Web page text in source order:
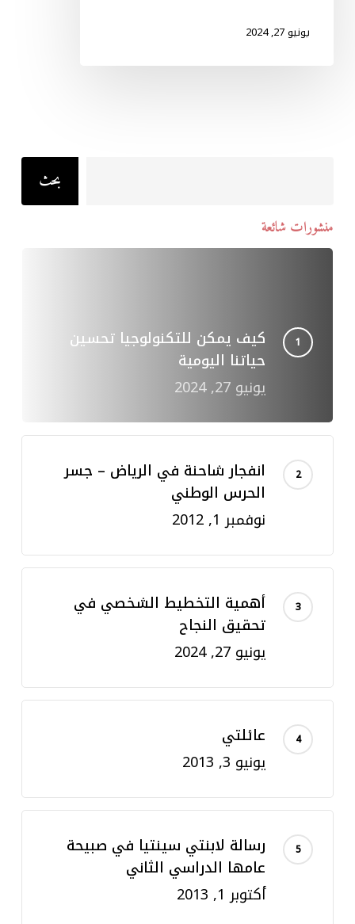
يونيو 27, 2024
بحث
منشورات شائعة
كيف يمكن للتكنولوجيا تحسين
حياتنا اليومية
يونيو 27, 2024
انفجار شاحنة في الرياض – جسر
الحرس الوطني
نوفمبر 1, 2012
أهمية التخطيط الشخصي في
تحقيق النجاح
يونيو 27, 2024
عائلتي
يونيو 3, 2013
رسالة لابنتي سينتيا في صبيحة
عامها الدراسي الثاني
أكتوبر 1, 2013